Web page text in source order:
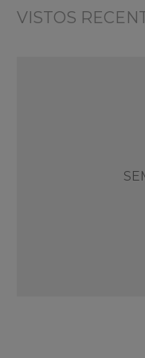
VISTOS